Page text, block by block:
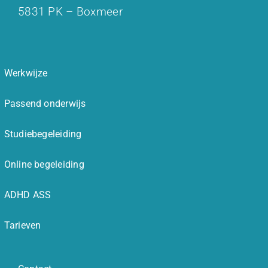
5831 PK – Boxmeer
Werkwijze
Passend onderwijs
Studiebegeleiding
Online begeleiding
ADHD ASS
Tarieven